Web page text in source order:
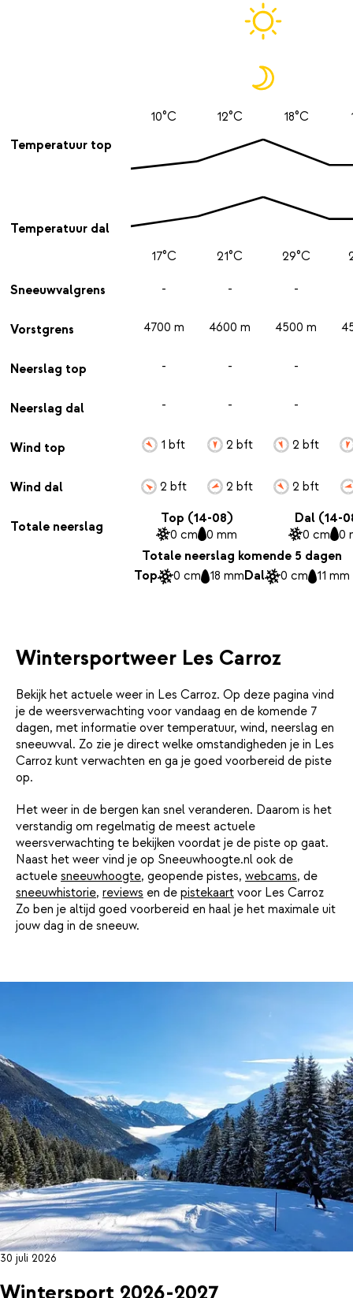
Temperatuur top
Temperatuur dal
Sneeuwvalgrens
Vorstgrens
Neerslag top
Neerslag dal
Wind top
Wind dal
Totale neerslag
10°C
17°C
-
4700 m
-
-
1 bft
2 bft
12°C
21°C
-
4600 m
-
-
2 bft
2 bft
18°C
29°C
-
4500 m
-
-
2 bft
2 bft
Top (14-08)
0 cm 0 mm
Dal (14-
0 cm 0
Totale neerslag komende 5 dagen
Top
0 cm 18 mmDal 0 cm 11 mm
Wintersportweer Les Carroz
Bekijk het actuele weer in Les Carroz. Op deze pagina vind
je de weersverwachting voor vandaag en de komende 7
dagen, met informatie over temperatuur, wind, neerslag en
sneeuwval. Zo zie je direct welke omstandigheden je in Les
Carroz kunt verwachten en ga je goed voorbereid de piste
op.
Het weer in de bergen kan snel veranderen. Daarom is het
verstandig om regelmatig de meest actuele
weersverwachting te bekijken voordat je de piste op gaat.
Naast het weer vind je op Sneeuwhoogte.nl ook de
actuele sneeuwhoogte, geopende pistes, webcams, de
sneeuwhistorie, reviews en de pistekaart voor Les Carroz
Zo ben je altijd goed voorbereid en haal je het maximale uit
jouw dag in de sneeuw.
30 juli 2026